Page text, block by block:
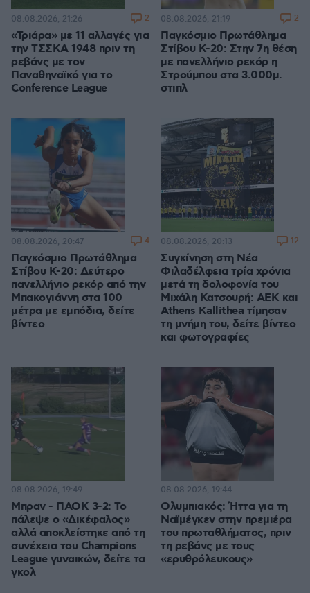
«Τριάρα» με 11 αλλαγές για
την ΤΣΣΚΑ 1948 πριν τη
ρεβάνς με τον
Παναθηναϊκό για το
Conference League
08.08.2026, 21:26 2
Παγκόσμιο Πρωτάθλημα
Στίβου Κ-20: Στην 7η θέση
με πανελλήνιο ρεκόρ η
Στρούμπου στα 3.000μ.
στιπλ
08.08.2026, 21:19 2
Παγκόσμιο Πρωτάθλημα
Στίβου Κ-20: Δεύτερο
πανελλήνιο ρεκόρ από την
Μπακογιάννη στα 100
μέτρα με εμπόδια, δείτε
βίντεο
08.08.2026, 20:47 4
Συγκίνηση στη Νέα
Φιλαδέλφεια τρία χρόνια
μετά τη δολοφονία του
Μιχάλη Κατσουρή: ΑΕΚ και
Athens Kallithea τίμησαν
τη μνήμη του, δείτε βίντεο
και φωτογραφίες
08.08.2026, 20:13 12
Μπραν - ΠΑΟΚ 3-2: Το
πάλεψε ο «Δικέφαλος»
αλλά αποκλείστηκε από τη
συνέχεια του Champions
League γυναικών, δείτε τα
γκολ
08.08.2026, 19:49
Ολυμπιακός: Ήττα για τη
Ναϊμέγκεν στην πρεμιέρα
του πρωταθλήματος, πριν
τη ρεβάνς με τους
«ερυθρόλευκους»
08.08.2026, 19:44